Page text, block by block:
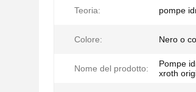
Teoria: pompe
Colore: Nero o
Nome del prodotto:
Pompe
xroth